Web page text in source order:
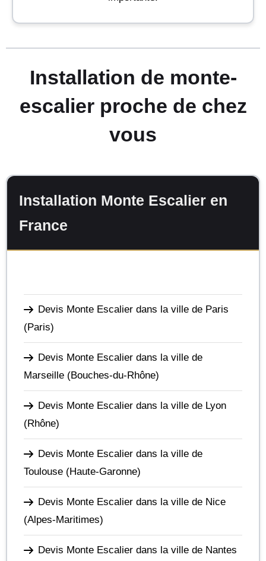
Installation de monte-
escalier proche de chez
vous
Installation Monte Escalier en
France
Devis Monte Escalier dans la ville de Paris
(Paris)
Devis Monte Escalier dans la ville de
Marseille (Bouches-du-Rhône)
Devis Monte Escalier dans la ville de Lyon
(Rhône)
Devis Monte Escalier dans la ville de
Toulouse (Haute-Garonne)
Devis Monte Escalier dans la ville de Nice
(Alpes-Maritimes)
Devis Monte Escalier dans la ville de Nantes